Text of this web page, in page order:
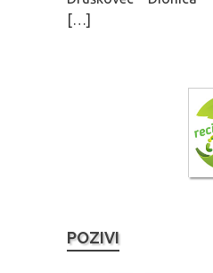
[…]
POZIVI